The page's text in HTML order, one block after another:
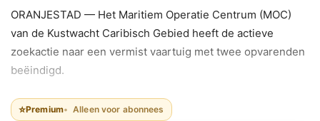
ORANJESTAD — Het Maritiem Operatie Centrum (MOC)
van de Kustwacht Caribisch Gebied heeft de actieve
zoekactie naar een vermist vaartuig met twee opvarenden
beëindigd.
⭐Premium Alleen voor abonnees